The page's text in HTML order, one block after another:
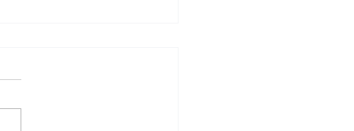
online